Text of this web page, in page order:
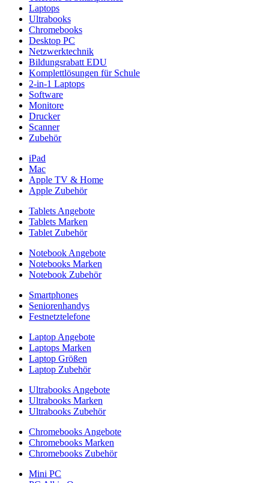
Laptops
Ultrabooks
Chromebooks
Desktop PC
Netzwerktechnik
Bildungsrabatt EDU
Komplettlösungen für Schule
2-in-1 Laptops
Software
Monitore
Drucker
Scanner
Zubehör
iPad
Mac
Apple TV & Home
Apple Zubehör
Tablets Angebote
Tablets Marken
Tablet Zubehör
Notebook Angebote
Notebooks Marken
Notebook Zubehör
Smartphones
Seniorenhandys
Festnetztelefone
Laptop Angebote
Laptops Marken
Laptop Größen
Laptop Zubehör
Ultrabooks Angebote
Ultrabooks Marken
Ultrabooks Zubehör
Chromebooks Angebote
Chromebooks Marken
Chromebooks Zubehör
Mini PC